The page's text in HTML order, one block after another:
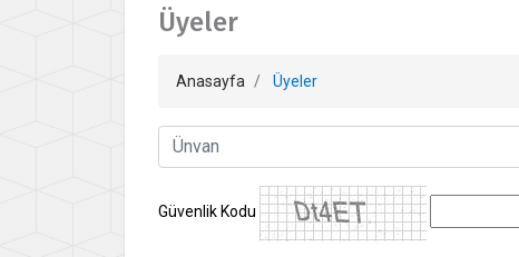
Üyeler
Anasayfa Üyeler
Güvenlik Kodu